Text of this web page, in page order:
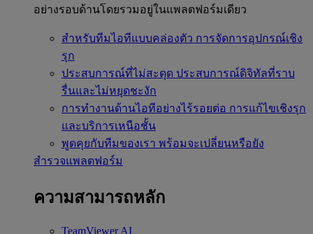
อย่างรอบด้านโดยรวมอยู่ในแพลตฟอร์มเดียว
สำหรับทีมไอทีแบบคล่องตัว การจัดการอุปกรณ์เชิง
รุก
ประสบการณ์ที่ไม่สะดุด ประสบการณ์ดิจิทัลที่ราบ
รื่นและไม่หยุดชะงัก
การทำงานด้านไอทีอย่างไร้รอยต่อ การแก้ไขเชิงรุก
และบริการเหนือชั้น
พูดคุยกับทีมของเรา พร้อมจะเปลี่ยนหรือยัง
สำรวจแพลตฟอร์ม
ความสามารถหลัก
TeamViewer AI